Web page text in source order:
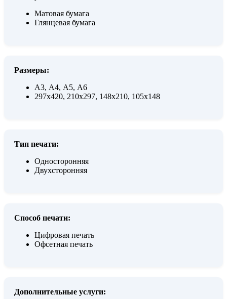
Матовая бумага
Глянцевая бумага
Размеры:
А3, А4, А5, А6
297х420, 210х297, 148х210, 105х148
Тип печати:
Односторонняя
Двухсторонняя
Способ печати:
Цифровая печать
Офсетная печать
Дополнительные услуги: